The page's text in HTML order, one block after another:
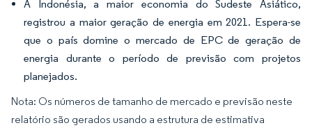
A Indonésia, a maior economia do Sudeste Asiático,
registrou a maior geração de energia em 2021. Espera-se
que o país domine o mercado de EPC de geração de
energia durante o período de previsão com projetos
planejados.
Nota: Os números de tamanho de mercado e previsão neste
relatório são gerados usando a estrutura de estimativa